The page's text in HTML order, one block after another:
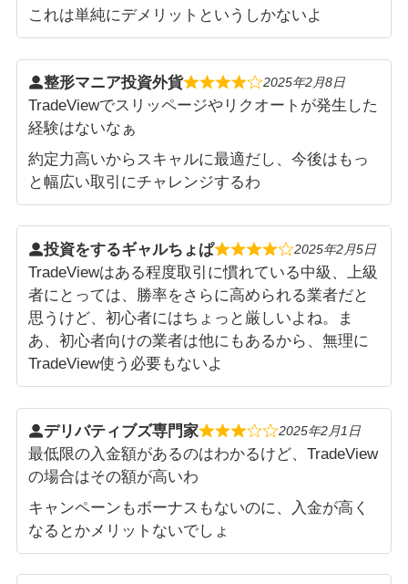
これは単純にデメリットというしかないよ
2025年2月8日
TradeViewでスリッページやリクオートが発生した
経験はないなぁ
約定力高いからスキャルに最適だし、今後はもっ
と幅広い取引にチャレンジするわ
整形マニア投資外貨
2025年2月5日
TradeViewはある程度取引に慣れている中級、上級
者にとっては、勝率をさらに高められる業者だと
思うけど、初心者にはちょっと厳しいよね。ま
あ、初心者向けの業者は他にもあるから、無理に
TradeView使う必要もないよ
投資をするギャルちょぱ
2025年2月1日
最低限の入金額があるのはわかるけど、TradeView
の場合はその額が高いわ
キャンペーンもボーナスもないのに、入金が高く
なるとかメリットないでしょ
デリバティブズ専門家